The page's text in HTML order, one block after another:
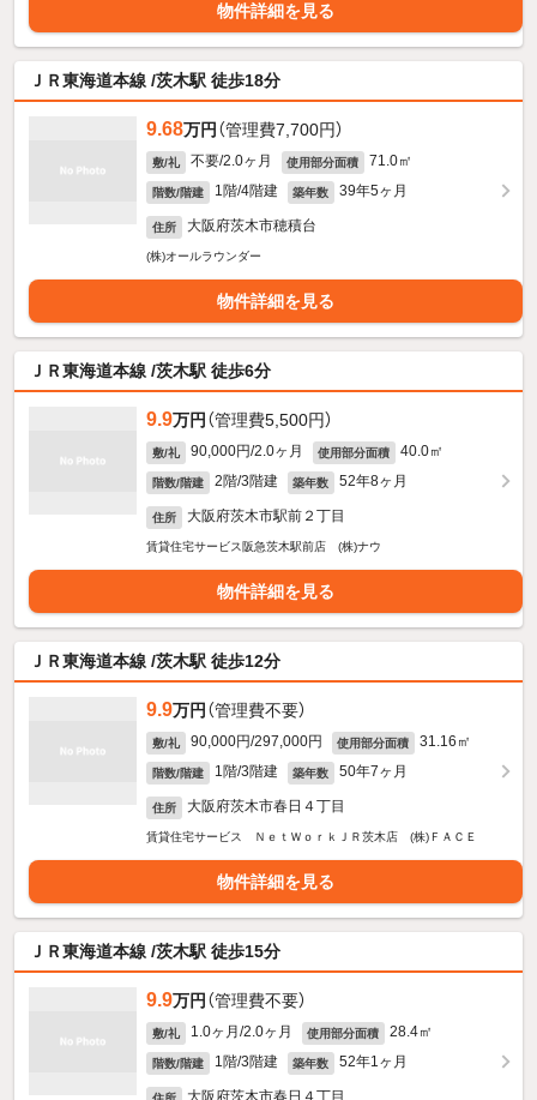
物件詳細を見る
ＪＲ東海道本線 /茨木駅 徒歩18分
9.68万円 （管理費7,700円）
敷/礼 不要/2.0ヶ月 使用部分面積 71.0㎡
階数/階建 1階/4階建 築年数 39年5ヶ月
住所 大阪府茨木市穂積台
(株)オールラウンダー
物件詳細を見る
ＪＲ東海道本線 /茨木駅 徒歩6分
9.9万円 （管理費5,500円）
敷/礼 90,000円/2.0ヶ月 使用部分面積 40.0㎡
階数/階建 2階/3階建 築年数 52年8ヶ月
住所 大阪府茨木市駅前２丁目
賃貸住宅サービス阪急茨木駅前店 (株)ナウ
物件詳細を見る
ＪＲ東海道本線 /茨木駅 徒歩12分
9.9万円 （管理費不要）
敷/礼 90,000円/297,000円 使用部分面積 31.16㎡
階数/階建 1階/3階建 築年数 50年7ヶ月
住所 大阪府茨木市春日４丁目
賃貸住宅サービス ＮｅｔＷｏｒｋＪＲ茨木店 (株)ＦＡＣＥ
物件詳細を見る
ＪＲ東海道本線 /茨木駅 徒歩15分
9.9万円 （管理費不要）
敷/礼 1.0ヶ月/2.0ヶ月 使用部分面積 28.4㎡
階数/階建 1階/3階建 築年数 52年1ヶ月